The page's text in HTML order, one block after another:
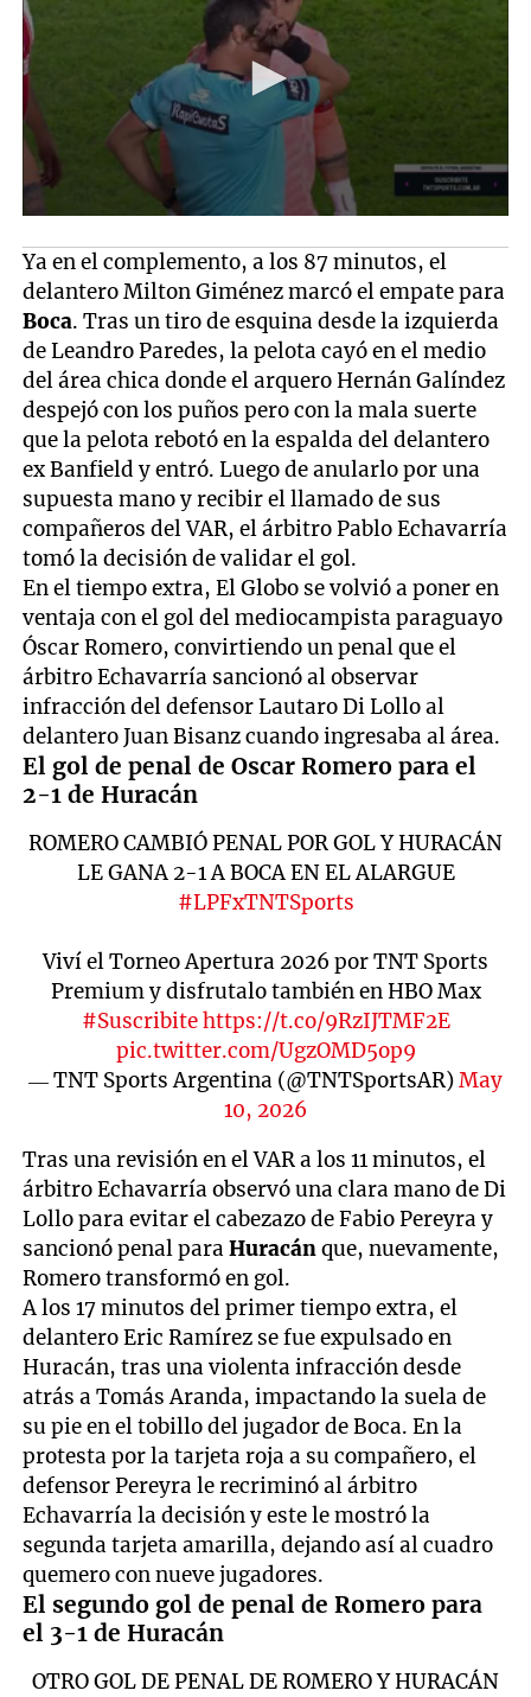
Ya en el complemento, a los 87 minutos, el
delantero Milton Giménez marcó el empate para
Boca. Tras un tiro de esquina desde la izquierda
de Leandro Paredes, la pelota cayó en el medio
del área chica donde el arquero Hernán Galíndez
despejó con los puños pero con la mala suerte
que la pelota rebotó en la espalda del delantero
ex Banfield y entró. Luego de anularlo por una
supuesta mano y recibir el llamado de sus
compañeros del VAR, el árbitro Pablo Echavarría
tomó la decisión de validar el gol.
En el tiempo extra, El Globo se volvió a poner en
ventaja con el gol del mediocampista paraguayo
Óscar Romero, convirtiendo un penal que el
árbitro Echavarría sancionó al observar
infracción del defensor Lautaro Di Lollo al
delantero Juan Bisanz cuando ingresaba al área.
El gol de penal de Oscar Romero para el
2-1 de Huracán
ROMERO CAMBIÓ PENAL POR GOL Y HURACÁN
LE GANA 2-1 A BOCA EN EL ALARGUE
#LPFxTNTSports
Viví el Torneo Apertura 2026 por TNT Sports
Premium y disfrutalo también en HBO Max
#Suscribite https://t.co/9RzIJTMF2E
pic.twitter.com/UgzOMD5op9
— TNT Sports Argentina (@TNTSportsAR)May
10, 2026
Tras una revisión en el VAR a los 11 minutos, el
árbitro Echavarría observó una clara mano de Di
Lollo para evitar el cabezazo de Fabio Pereyra y
sancionó penal paraHuracánque, nuevamente,
Romero transformó en gol.
A los 17 minutos del primer tiempo extra, el
delantero Eric Ramírez se fue expulsado en
Huracán, tras una violenta infracción desde
atrás a Tomás Aranda, impactando la suela de
su pie en el tobillo del jugador de Boca. En la
protesta por la tarjeta roja a su compañero, el
defensor Pereyra le recriminó al árbitro
Echavarría la decisión y este le mostró la
segunda tarjeta amarilla, dejando así al cuadro
quemero con nueve jugadores.
El segundo gol de penal de Romero para
el 3-1 de Huracán
OTRO GOL DE PENAL DE ROMERO Y HURACÁN